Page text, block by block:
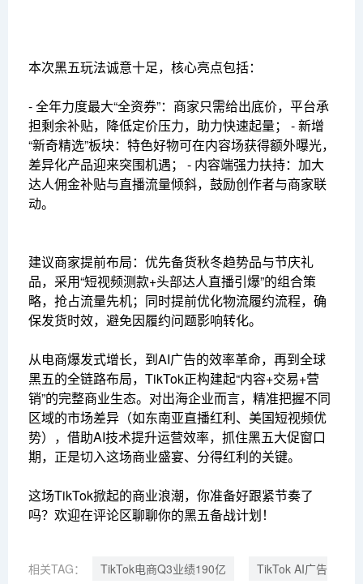
本次黑五玩法诚意十足，核心亮点包括：
- 全年力度最大“全资券”：商家只需给出底价，平台承
担剩余补贴，降低定价压力，助力快速起量； - 新增
“新奇精选”板块：特色好物可在内容场获得额外曝光，
差异化产品迎来突围机遇； - 内容端强力扶持：加大
达人佣金补贴与直播流量倾斜，鼓励创作者与商家联
动。
建议商家提前布局：优先备货秋冬趋势品与节庆礼
品，采用“短视频测款+头部达人直播引爆”的组合策
略，抢占流量先机；同时提前优化物流履约流程，确
保发货时效，避免因履约问题影响转化。
从电商爆发式增长，到AI广告的效率革命，再到全球
黑五的全链路布局，TikTok正构建起“内容+交易+营
销”的完整商业生态。对出海企业而言，精准把握不同
区域的市场差异（如东南亚直播红利、美国短视频优
势），借助AI技术提升运营效率，抓住黑五大促窗口
期，正是切入这场商业盛宴、分得红利的关键。
这场TikTok掀起的商业浪潮，你准备好跟紧节奏了
吗？欢迎在评论区聊聊你的黑五备战计划！
相关TAG： TikTok电商Q3业绩190亿
TikTok AI广告